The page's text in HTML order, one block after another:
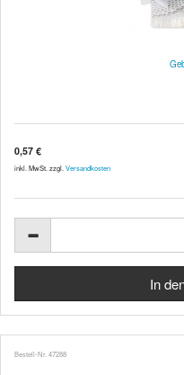
0,57 €
inkl. MwSt. zzgl. Versandkosten
Bestell-Nr. 47288